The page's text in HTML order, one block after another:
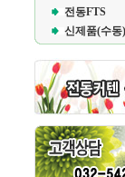
전동FTS
신제품(수동)